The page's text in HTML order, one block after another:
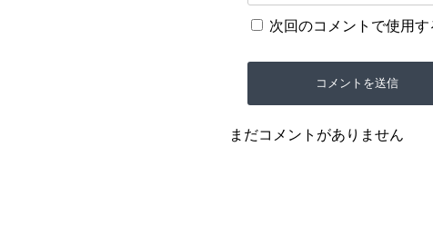
次回のコメントで使用
まだコメントがありません